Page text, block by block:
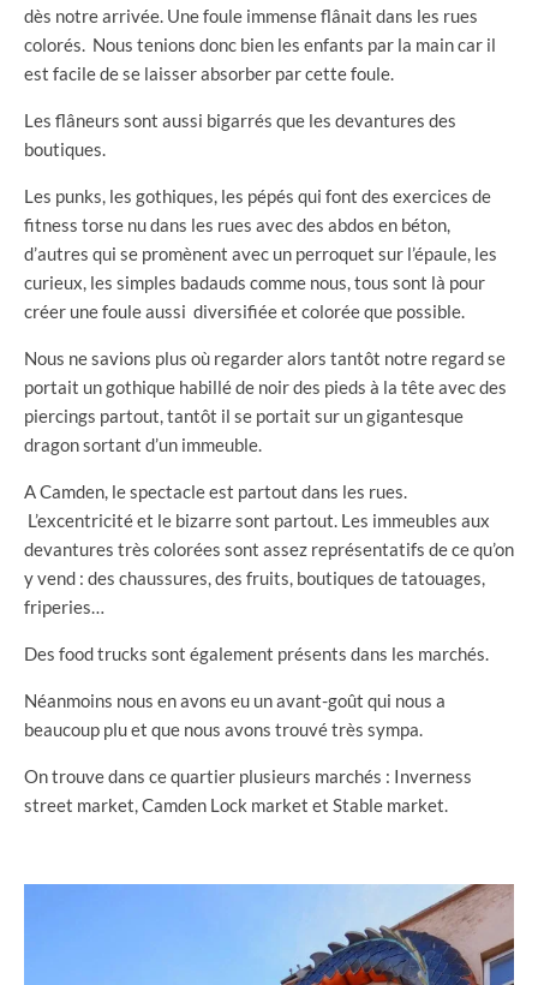
dès notre arrivée. Une foule immense flânait dans les rues
colorés. Nous tenions donc bien les enfants par la main car il
est facile de se laisser absorber par cette foule.
Les flâneurs sont aussi bigarrés que les devantures des
boutiques.
Les punks, les gothiques, les pépés qui font des exercices de
fitness torse nu dans les rues avec des abdos en béton,
d’autres qui se promènent avec un perroquet sur l’épaule, les
curieux, les simples badauds comme nous, tous sont là pour
créer une foule aussi diversifiée et colorée que possible.
Nous ne savions plus où regarder alors tantôt notre regard se
portait un gothique habillé de noir des pieds à la tête avec des
piercings partout, tantôt il se portait sur un gigantesque
dragon sortant d’un immeuble.
A Camden, le spectacle est partout dans les rues.
L’excentricité et le bizarre sont partout. Les immeubles aux
devantures très colorées sont assez représentatifs de ce qu’on
y vend : des chaussures, des fruits, boutiques de tatouages,
friperies…
Des food trucks sont également présents dans les marchés.
Néanmoins nous en avons eu un avant-goût qui nous a
beaucoup plu et que nous avons trouvé très sympa.
On trouve dans ce quartier plusieurs marchés : Inverness
street market, Camden Lock market et Stable market.